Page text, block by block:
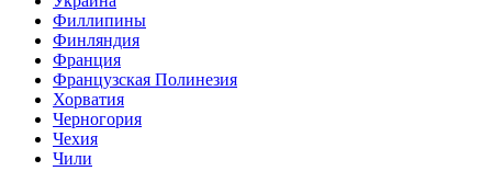
Филлипины
Финляндия
Франция
Французская Полинезия
Хорватия
Черногория
Чехия
Чили